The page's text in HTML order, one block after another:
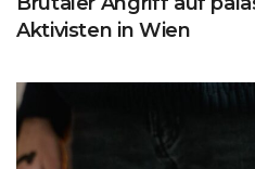
Aktivisten in Wien